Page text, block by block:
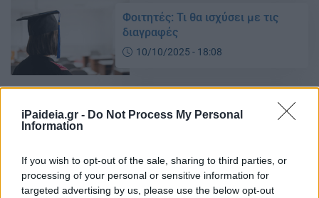
iPaideia.gr - Do Not Process My Personal
Information
If you wish to opt-out of the sale, sharing to third parties, or
processing of your personal or sensitive information for
targeted advertising by us, please use the below opt-out
Φοιτητές: Τι θα ισχύσει με τις
διαγραφές
10/10/2025 - 18:08
Υφυπουργός Παιδείας για
αιώνιους φοιτητές: «290.000
09/10/2025 - 10:23